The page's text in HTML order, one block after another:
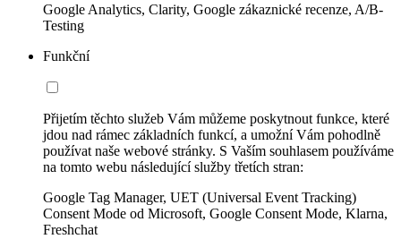
Google Analytics, Clarity, Google zákaznické recenze, A/B-
Testing
Funkční
Přijetím těchto služeb Vám můžeme poskytnout funkce, které
jdou nad rámec základních funkcí, a umožní Vám pohodlně
používat naše webové stránky. S Vaším souhlasem používáme
na tomto webu následující služby třetích stran:
Google Tag Manager, UET (Universal Event Tracking)
Consent Mode od Microsoft, Google Consent Mode, Klarna,
Freshchat